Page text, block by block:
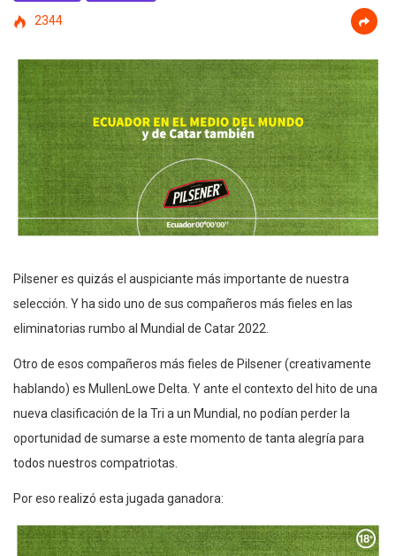
2344
Pilsener es quizás el auspiciante más importante de nuestra
selección. Y ha sido uno de sus compañeros más fieles en las
eliminatorias rumbo al Mundial de Catar 2022.
Otro de esos compañeros más fieles de Pilsener (creativamente
hablando) es MullenLowe Delta. Y ante el contexto del hito de una
nueva clasificación de la Tri a un Mundial, no podían perder la
oportunidad de sumarse a este momento de tanta alegría para
todos nuestros compatriotas.
Por eso realizó esta jugada ganadora: